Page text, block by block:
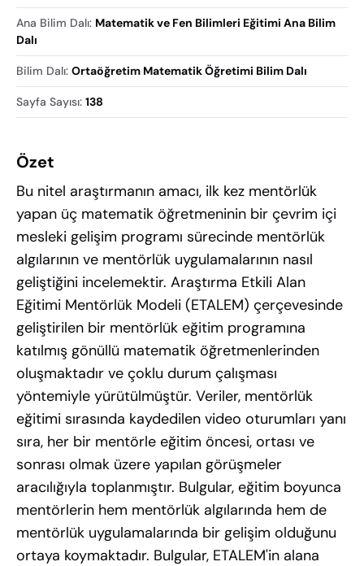
Ana Bilim Dalı: Matematik ve Fen Bilimleri Eğitimi Ana Bilim
Dalı
Bilim Dalı: Ortaöğretim Matematik Öğretimi Bilim Dalı
Sayfa Sayısı: 138
Özet
Bu nitel araştırmanın amacı, ilk kez mentörlük
yapan üç matematik öğretmeninin bir çevrim içi
mesleki gelişim programı sürecinde mentörlük
algılarının ve mentörlük uygulamalarının nasıl
geliştiğini incelemektir. Araştırma Etkili Alan
Eğitimi Mentörlük Modeli (ETALEM) çerçevesinde
geliştirilen bir mentörlük eğitim programına
katılmış gönüllü matematik öğretmenlerinden
oluşmaktadır ve çoklu durum çalışması
yöntemiyle yürütülmüştür. Veriler, mentörlük
eğitimi sırasında kaydedilen video oturumları yanı
sıra, her bir mentörle eğitim öncesi, ortası ve
sonrası olmak üzere yapılan görüşmeler
aracılığıyla toplanmıştır. Bulgular, eğitim boyunca
mentörlerin hem mentörlük algılarında hem de
mentörlük uygulamalarında bir gelişim olduğunu
ortaya koymaktadır. Bulgular, ETALEM'in alana